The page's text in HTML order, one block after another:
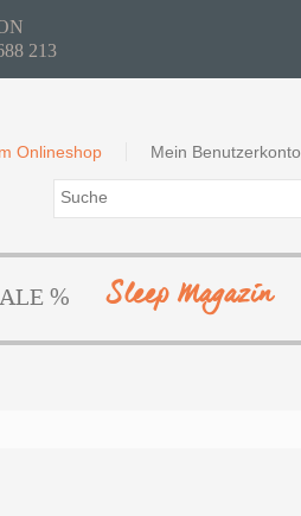
213
Mein Benutzerkonto
Onlineshop
% Sleep Magazin